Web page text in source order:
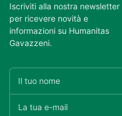
Iscriviti alla nostra newsletter
per ricevere novità e
informazioni su Humanitas
Gavazzeni.